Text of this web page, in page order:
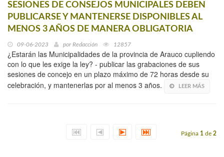
SESIONES DE CONSEJOS MUNICIPALES DEBEN
PUBLICARSE Y MANTENERSE DISPONIBLES AL
MENOS 3 AÑOS DE MANERA OBLIGATORIA
09-06-2023 por Redacción 12857
¿Estarán las Municipalidades de la provincia de Arauco cupliendo
con lo que les exige la ley? - publicar las grabaciones de sus
sesiones de concejo en un plazo máximo de 72 horas desde su
celebración, y mantenerlas por al menos 3 años.
LEER MÁS
Página 1 de 2